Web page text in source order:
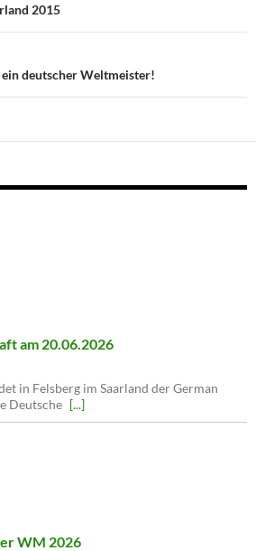
2015
deutscher Weltmeister!
am 20.06.2026
in Felsberg im Saarland der German
Deutsche [...]
WM 2026